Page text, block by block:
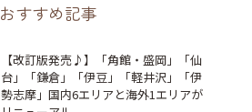
おすすめ記事
【改訂版発売♪】「角館・盛岡」「仙
台」「鎌倉」「伊豆」「軽井沢」「伊
勢志摩」国内6エリアと海外1エリアが